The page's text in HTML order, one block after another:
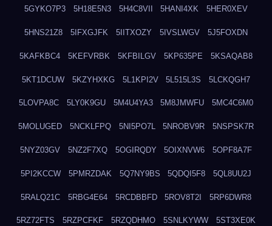
5GYKO7P3 5H18E5N3 5H4C8VII 5HANI4XK 5HER0XEV
5HNS21Z8 5IFXGJFK 5IITXOZY 5IVSLWGV 5J5FOXDN
5KAFKBC4 5KEFVRBK 5KFBILGV 5KP635PE 5KSAQAB8
5KT1DCUW 5KZYHXKG 5L1KPI2V 5L515L3S 5LCKQGH7
5LOVPA8C 5LY0K9GU 5M4U4YA3 5M8JMWFU 5MC4C6M0
5MOLUGED 5NCKLFPQ 5NI5PO7L 5NROBV9R 5NSPSK7R
5NYZ03GV 5NZ2F7XQ 5OGIRQDY 5OIXNVW6 5OPF8A7F
5PI2KCCW 5PMRZDAK 5Q7NY9BS 5QDQI5F8 5QL8UU2J
5RALQ21C 5RBG4E64 5RCDBBFD 5ROV8T2I 5RP6DWR8
5RZ72FTS 5RZPCFKF 5RZQDHMO 5SNLKYWW 5ST3XE0K